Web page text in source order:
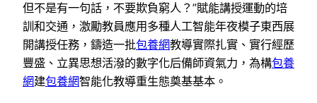
但不是有一句話，不要欺負窮人？”賦能講授運動的培
訓和交通，激勵教員應用多種人工智能年夜模子東西展
開講授任務，鑄造一批包養網教導實際扎實、實行經歷
豐盛、立異思想活潑的數字化后備師資氣力，為構包養
網建包養網智能化教導重生態奠基基本。